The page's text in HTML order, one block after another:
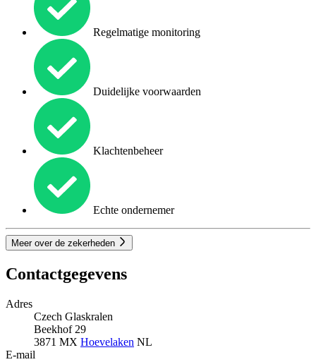
Regelmatige monitoring
Duidelijke voorwaarden
Klachtenbeheer
Echte ondernemer
Meer over de zekerheden
Contactgegevens
Adres
Czech Glaskralen
Beekhof 29
3871 MX Hoevelaken NL
E-mail